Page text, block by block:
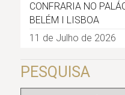
CONFRARIA NO
BELÉM I LISBOA
11 de Julho de 2026
PESQUISA